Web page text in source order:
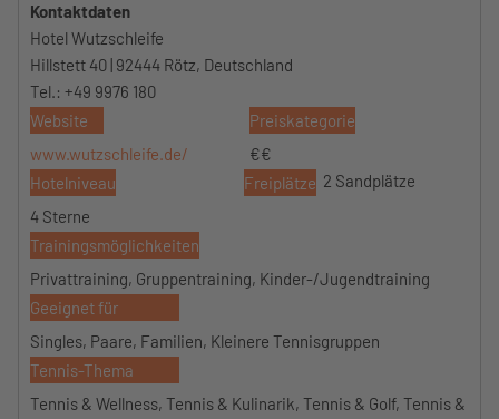
Kontaktdaten
Hotel Wutzschleife
Hillstett 40 | 92444 Rötz, Deutschland
Tel.: +49 9976 180
Website
www.wutzschleife.de/
Preiskategorie
€€
Hotelniveau
4 Sterne
Freiplätze 2 Sandplätze
Trainingsmöglichkeiten
Privattraining, Gruppentraining, Kinder-/Jugendtraining
Geeignet für
Singles, Paare, Familien, Kleinere Tennisgruppen
Tennis-Thema
Tennis & Wellness, Tennis & Kulinarik, Tennis & Golf, Tennis &